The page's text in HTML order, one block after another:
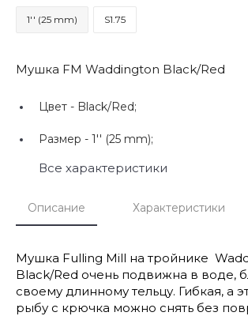
1'' (25 mm) S1.75
Мушка FM Waddington Black/Red
Цвет - Black/Red;
Размер - 1'' (25 mm);
Все характеристики
Описание Характеристики
Мушка Fulling Mill на тройнике
Black/Red очень подвижна в воде,
своему длинному тельцу. Гибкая, а
рыбу с крючка можно снять без